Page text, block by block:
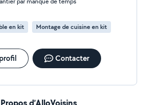
en kit Montage de cuisine en kit
Contacter